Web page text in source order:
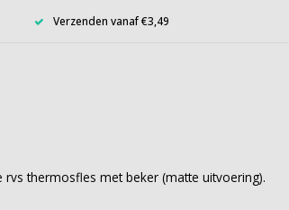
Verzenden vanaf €3,49
rvs thermosfles met beker (matte uitvoering).